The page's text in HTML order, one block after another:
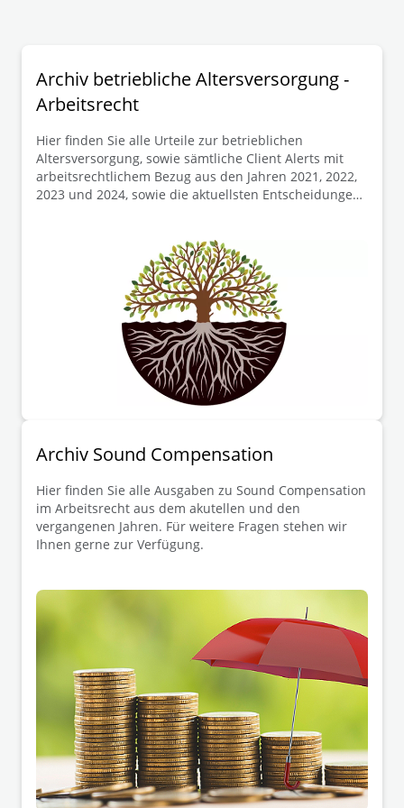
Archiv betriebliche Altersversorgung -
Arbeitsrecht
Hier finden Sie alle Urteile zur betrieblichen
Altersversorgung, sowie sämtliche Client Alerts mit
arbeitsrechtlichem Bezug aus den Jahren 2021, 2022,
2023 und 2024, sowie die aktuellsten Entscheidungen.
Archiv Sound Compensation
Hier finden Sie alle Ausgaben zu Sound Compensation
im Arbeitsrecht aus dem akutellen und den
vergangenen Jahren. Für weitere Fragen stehen wir
Ihnen gerne zur Verfügung.